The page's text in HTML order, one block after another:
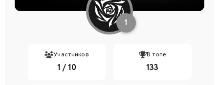
1
Участников
1 / 10
В топе
133